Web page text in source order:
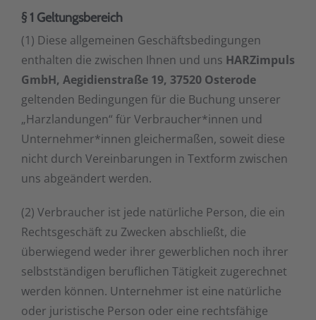
§ 1 Geltungsbereich
(1) Diese allgemeinen Geschäftsbedingungen
enthalten die zwischen Ihnen und uns HARZimpuls
GmbH, Aegidienstraße 19, 37520 Osterode
geltenden Bedingungen für die Buchung unserer
„Harzlandungen“ für Verbraucher*innen und
Unternehmer*innen gleichermaßen, soweit diese
nicht durch Vereinbarungen in Textform zwischen
uns abgeändert werden.
(2) Verbraucher ist jede natürliche Person, die ein
Rechtsgeschäft zu Zwecken abschließt, die
überwiegend weder ihrer gewerblichen noch ihrer
selbstständigen beruflichen Tätigkeit zugerechnet
werden können. Unternehmer ist eine natürliche
oder juristische Person oder eine rechtsfähige